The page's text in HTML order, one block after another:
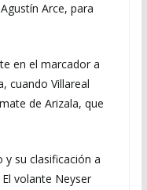
Arce, para
en el marcador a
cuando Villareal
de Arizala, que
y su clasificación a
volante Neyser